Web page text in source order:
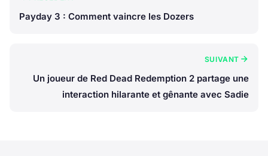
Payday 3 : Comment vaincre les Dozers
SUIVANT
Un joueur de Red Dead Redemption 2 partage une
interaction hilarante et gênante avec Sadie